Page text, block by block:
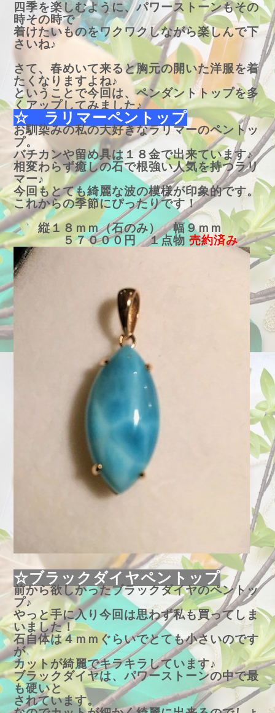
四季を楽しむように、パワーストーンもその
時その時で
着けたいものをワクワクしながら楽しんで下
さいね♪
さて、春めいて来ると胸元の開いた洋服を着
たくなりますよね♪
ということで今回は、ペンダントトップを多
くアップしてみました♪
☆ ラリマーペントップ
お馴染みの私の大好きなラリマーのペントッ
プ。
バチカンや留め具は１８金で出来ています♪
相変わらず癒しの石で根強い人気を持つラリ
マー♪
今回もとても綺麗な波の模様が印象的です。
これからの季節にぴったりです！
縦１８ｍｍ（石のみ） 幅９ｍｍ
５７０００円 １点物 売約済み
☆ブラックダイヤペントップ
前から欲しかったブラックダイヤのペントッ
プ♪
やっと手に入り今回は思わず私も買ってしま
いました！
石自体は４ｍｍぐらいでとても小さいのです
が
カットが綺麗でキラキラしています♪
ブラックダイヤは、パワーストーンの中で最
も硬いと
されています。